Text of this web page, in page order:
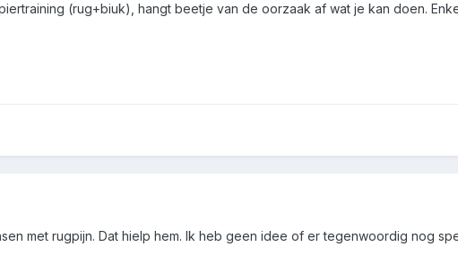
(rug+biuk), hangt beetje van de oorzaak af wat je kan doen.
met rugpijn. Dat hielp hem. Ik heb geen idee of er tegenwoordig nog